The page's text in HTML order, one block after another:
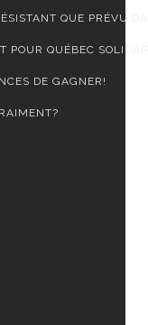
QUE PRÉVU
POUR QUÉBEC
DE GAGNER!